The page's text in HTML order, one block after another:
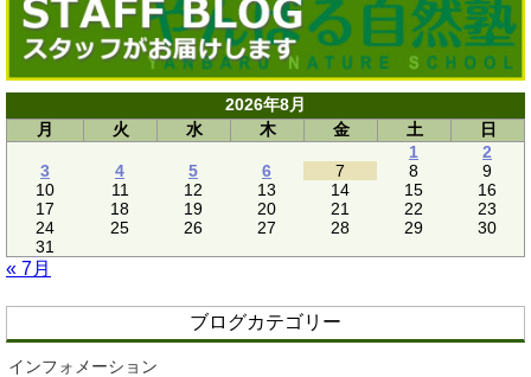
2026年8月
月
火 水 木 金 土
日
1
2
3
4 5 6 7 8
9
10
11 12 13 14 15
16
17
18 19 20 21 22
23
24
25 26 27 28 29
30
31
« 7月
ブログカテゴリー
インフォメーション